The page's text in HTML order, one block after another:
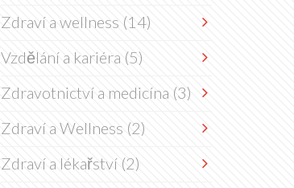
Zdraví a wellness (14)
Vzdělání a kariéra (5)
Zdravotnictví a medicína (3)
Zdraví a Wellness (2)
Zdraví a lékařství (2)